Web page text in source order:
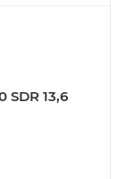
13,6